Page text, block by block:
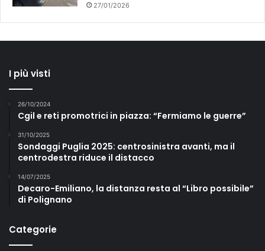
27/01/2026
I più visti
26/10/2024
Cgil e reti promotrici in piazza: “Fermiamo le guerre”
31/10/2025
Sondaggi Puglia 2025: centrosinistra avanti, ma il
centrodestra riduce il distacco
14/07/2025
Decaro-Emiliano, la distanza resta al “Libro possibile”
di Polignano
Categorie